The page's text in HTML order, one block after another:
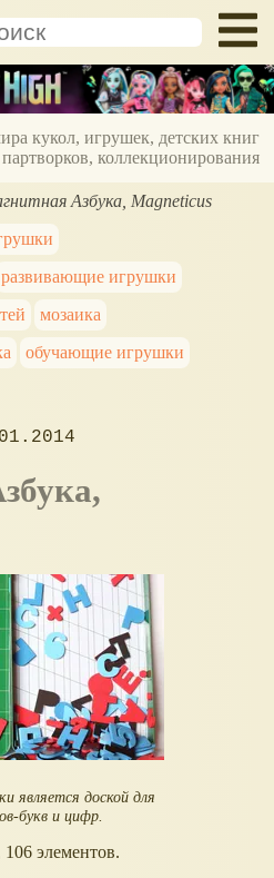
кукол, игрушек, детских книг
коллекционирования
Азбука, Magneticus
развивающие игрушки
мозаика
обучающие игрушки
является доской для
букв и цифр.
элементов.